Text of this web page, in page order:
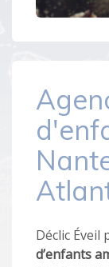
Déclic Éveil
d’enfants